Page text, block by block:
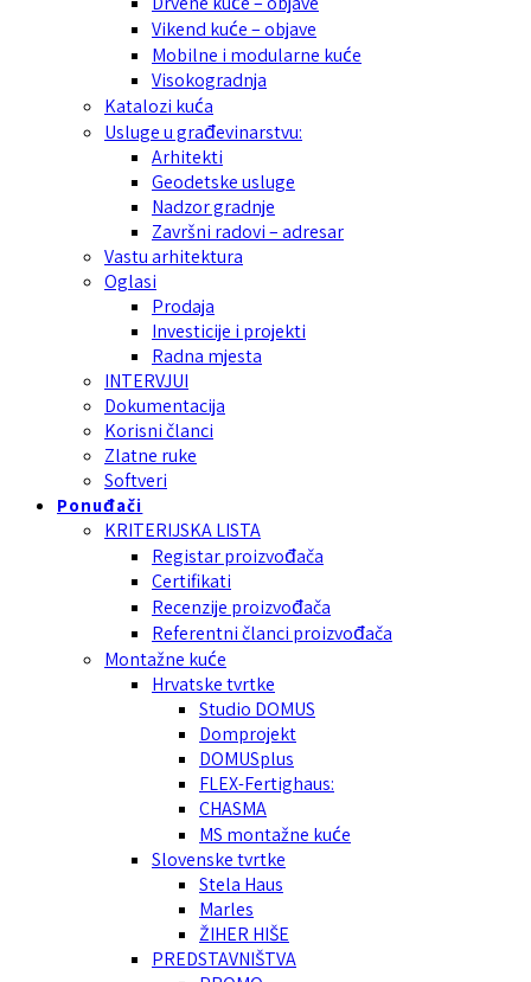
Vikend kuće – objave
Mobilne i modularne kuće
Visokogradnja
Katalozi kuća
Usluge u građevinarstvu:
Arhitekti
Geodetske usluge
Nadzor gradnje
Završni radovi – adresar
Vastu arhitektura
Oglasi
Prodaja
Investicije i projekti
Radna mjesta
INTERVJUI
Dokumentacija
Korisni članci
Zlatne ruke
Softveri
Ponuđači
KRITERIJSKA LISTA
Registar proizvođača
Certifikati
Recenzije proizvođača
Referentni članci proizvođača
Montažne kuće
Hrvatske tvrtke
Studio DOMUS
Domprojekt
DOMUSplus
FLEX-Fertighaus:
CHASMA
MS montažne kuće
Slovenske tvrtke
Stela Haus
Marles
ŽIHER HIŠE
PREDSTAVNIŠTVA